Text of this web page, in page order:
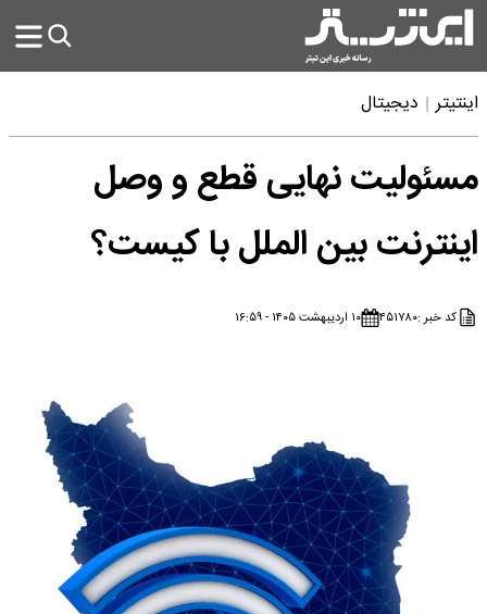
اینتیتر دیجیتال
مسئولیت نهایی قطع و وصل
اینترنت بین الملل با کیست؟
کد خبر :۴۵۱۷۸۰ ۱۰ اردیبهشت ۱۴۰۵ - ۱۶:۵۹